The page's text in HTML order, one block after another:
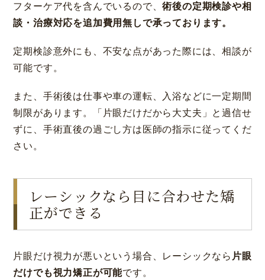
フターケア代を含んでいるので、術後の定期検診や相
談・治療対応を追加費用無しで承っております。
定期検診意外にも、不安な点があった際には、相談が
可能です。
また、手術後は仕事や車の運転、入浴などに一定期間
制限があります。「片眼だけだから大丈夫」と過信せ
ずに、手術直後の過ごし方は医師の指示に従ってくだ
さい。
レーシックなら目に合わせた矯
正ができる
片眼だけ視力が悪いという場合、レーシックなら 片眼
だけでも視力矯正が可能です。